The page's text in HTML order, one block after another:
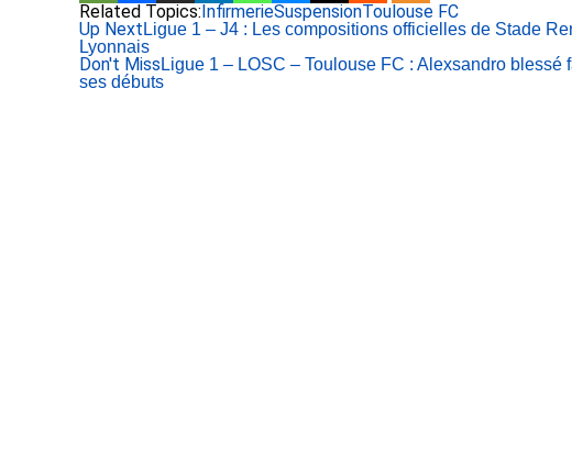
Related Topics:InfirmerieSuspensionToulouse FC
Up Next Ligue 1 – J4 : Les compositions officielles de Stade
Lyonnais
Don't Miss Ligue 1 – LOSC – Toulouse FC : Alexsandro
ses débuts